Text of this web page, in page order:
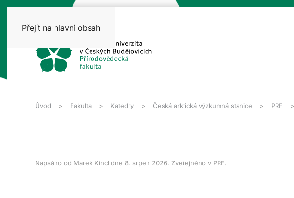
Přejít na hlavní obsah
Úvod Fakulta Katedry Česká arktická výzkumná stanice PRF
Napsáno od Marek Kincl dne 8. srpen 2026. Zveřejněno v PRF.